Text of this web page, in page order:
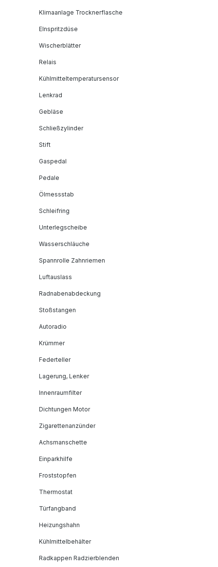
Klimaanlage Trocknerflasche
EInspritzdüse
Wischerblätter
Relais
Kühlmitteltemperatursensor
Lenkrad
Gebläse
Schließzylinder
Stift
Gaspedal
Pedale
Ölmessstab
Schleifring
Unterlegscheibe
Wasserschläuche
Spannrolle Zahnriemen
Luftauslass
Radnabenabdeckung
Stoßstangen
Autoradio
Krümmer
Federteller
Lagerung, Lenker
Innenraumfilter
Dichtungen Motor
Zigarettenanzünder
Achsmanschette
Einparkhilfe
Froststopfen
Thermostat
Türfangband
Heizungshahn
Kühlmittelbehälter
Radkappen Radzierblenden